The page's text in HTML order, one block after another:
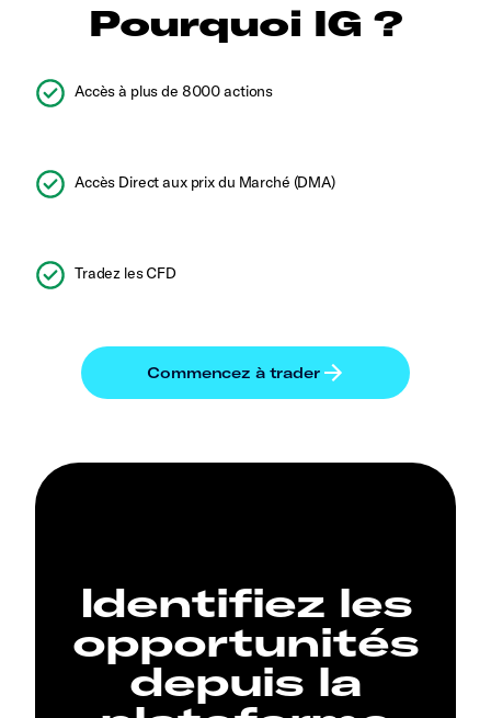
Pourquoi IG ?
Accès à plus de 8000 actions
Accès Direct aux prix du Marché (DMA)
Tradez les CFD
Identifiez les
opportunités
depuis la